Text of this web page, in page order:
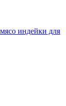
индейки для